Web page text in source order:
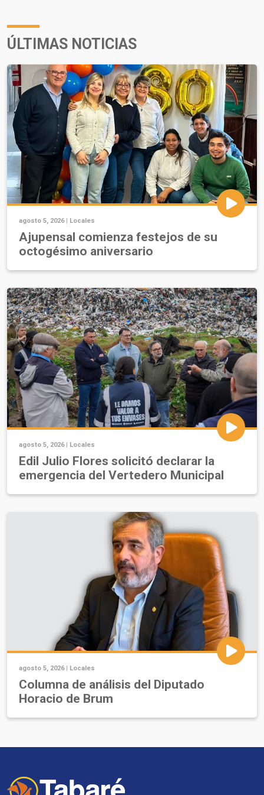
ÚLTIMAS NOTICIAS
agosto 5, 2026 | Locales
Ajupensal comienza festejos de su
octogésimo aniversario
agosto 5, 2026 | Locales
Edil Julio Flores solicitó declarar la
emergencia del Vertedero Municipal
agosto 5, 2026 | Locales
Columna de análisis del Diputado
Horacio de Brum